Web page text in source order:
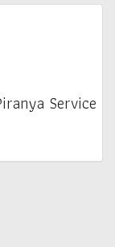
Service